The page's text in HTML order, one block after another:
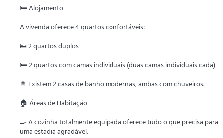
🛏️ Alojamento
A vivenda oferece 4 quartos confortáveis:
🛌 2 quartos duplos
🛏️ 2 quartos com camas individuais (duas camas individuais cada)
🚿 Existem 2 casas de banho modernas, ambas com chuveiros.
🏠 Áreas de Habitação
🍳 A cozinha totalmente equipada oferece tudo o que precisa para
uma estadia agradável.